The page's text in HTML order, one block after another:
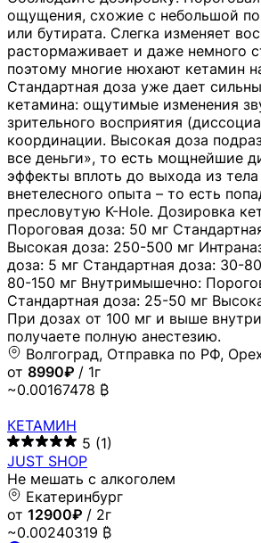
ощущения, схожие с небольшой
или бутирата. Слегка изменяет
растормаживает и даже немного
поэтому многие нюхают кетамин
Стандартная доза уже дает
кетамина: ощутимые изменения
зрительного восприятия
координации. Высокая доза
все деньги», то есть мощнейшие
эффекты вплоть до выхода из
внетелесного опыта – то есть
пресловутую K-Hole. Дозировка
Пороговая доза: 50 мг
Высокая доза: 250-500 мг
доза: 5 мг Стандартная доза: 30-
80-150 мг Внутримышечно:
Стандартная доза: 25-50 мг
При дозах от 100 мг и выше
получаете полную анестезию.
Волгоград, Отправка по РФ,
от 8990₽ / 1г
~0.00167478 ₿
КЕТАМИН
5 (1)
JUST SHOP
Не мешать с алкоголем
Екатеринбург
от 12900₽ / 2г
~0.00240319 ₿